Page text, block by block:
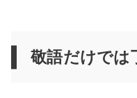
敬語だけでは